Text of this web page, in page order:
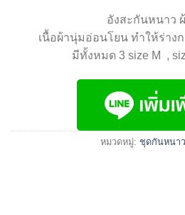
อังสะกันหนาว
เนื้อผ้านุ่มอ่อนโยน ทำให้ร่าง
มีทั้งหมด 3 size M ,
หมวดหมู่: ชุดกันหนา